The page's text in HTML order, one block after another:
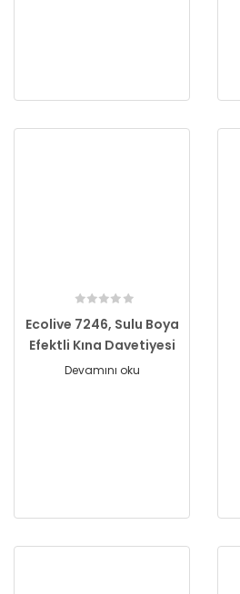
Ecolive 7246, Sulu Boya
Efektli Kına Davetiyesi
Devamını oku